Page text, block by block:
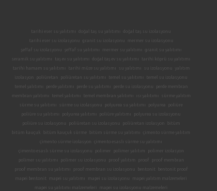
tarihi eser su yalıtımı doğal taş su yalıtımı doğal taş su izolasyonu
tarihi eser su izolasyonu granit su izolasyonu
mermer su izolasyonu
şeffaf su izolasyonu
şeffaf su yalıtımı mermer su yalıtımı granit su yalıtımı
seramik su yalıtımı
taş ev su yalıtımı doğal taş ev su yalıtımı
tarihi köprü su yalıtımı
tarihi hamam su yalıtımı
tarihi müze su yalıtımı su yalıtımı su izolasyonu
yalıtım
izolasyon
poliüretan poliüretan su yalıtımı temel su yalıtımı
temel su izolasyonu
temel yalıtımı
perde yalıtımı perde su yalıtımı perde su izolasyonu
perde membran
membran yalıtımı
temel yalıtımı temel membran yalıtımı ısı yalıtımı
sürme yalıtım
sürme su yalıtımı
sürme su izolasyonu polyurea su yalıtımı polyurea
poliüre
poliüre su yalıtımı
polyurea yalıtımı poliüre yalıtımı
polyurea su izolasyonu
poliüre su izolasyonu
poliüretan su izolasyonu poliüretan izolasyon
bitüm
bitüm kauçuk
bitüm kauçuk sürme bitüm sürme su yalıtımı çimento sürme yalıtım
çimento sürme izolasyon çimento esaslı sürme su yalıtımı
çimento esaslı sürme su izolasyonu
polimer polimer yalıtım
polimer izolasyon
polimer su yalıtımı
polimer su izolasyonu proof yalıtım proof
proof membran
proof membran su yalıtımı
proof membran su izolasyonu bentonit
bentonit proof
mapei bentonit
mapei su yalıtımı mapei su izolasyonu
mapei yalıtım malzemeleri
mapei su yalıtımı malzemeleri
mapei su izolasyonu malzemeleri